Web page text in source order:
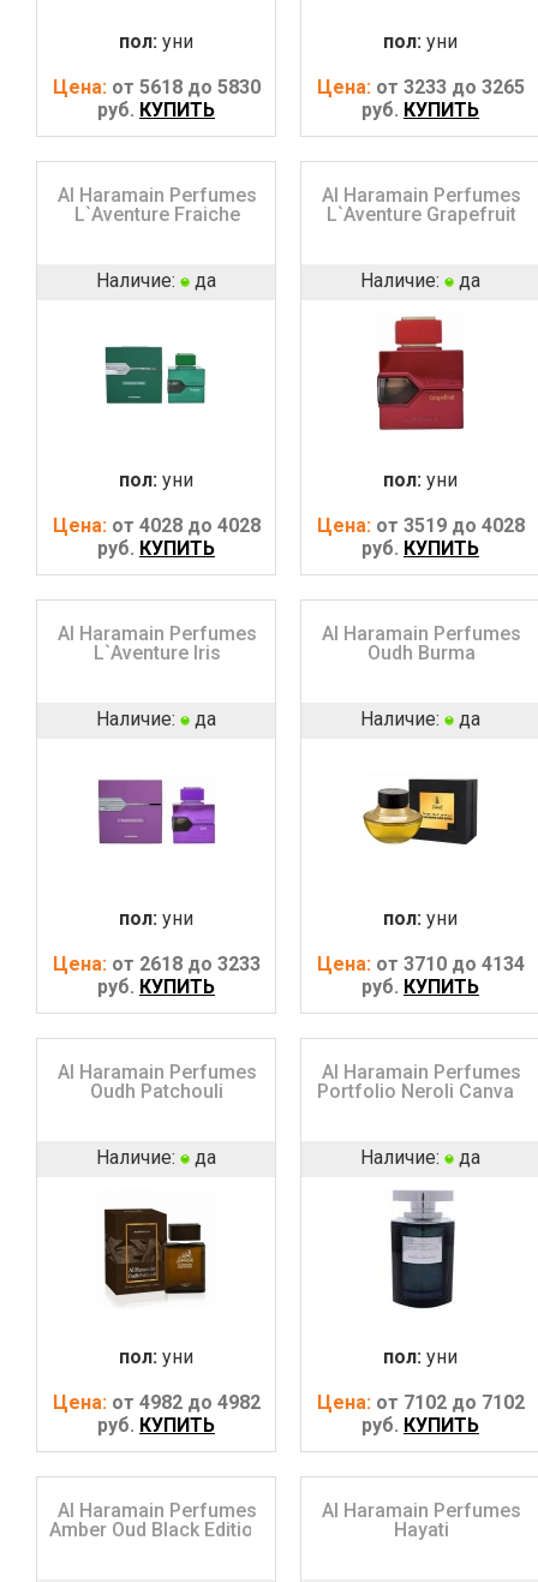
пол: уни
Цена: от 5618 до 5830
руб. КУПИТЬ
пол: уни
Цена: от 3233 до 3265
руб. КУПИТЬ
Al Haramain Perfumes
L`Aventure Fraiche
Наличие: да
пол: уни
Цена: от 4028 до 4028
руб. КУПИТЬ
Al Haramain Perfumes
L`Aventure Grapefruit
Наличие: да
пол: уни
Цена: от 3519 до 4028
руб. КУПИТЬ
Al Haramain Perfumes
L`Aventure Iris
Наличие: да
пол: уни
Цена: от 2618 до 3233
руб. КУПИТЬ
Al Haramain Perfumes
Oudh Burma
Наличие: да
пол: уни
Цена: от 3710 до 4134
руб. КУПИТЬ
Al Haramain Perfumes
Oudh Patchouli
Наличие: да
пол: уни
Цена: от 4982 до 4982
руб. КУПИТЬ
Al Haramain Perfumes
Portfolio Neroli Canvas
Наличие: да
пол: уни
Цена: от 7102 до 7102
руб. КУПИТЬ
Al Haramain Perfumes
Amber Oud Black Edition
Al Haramain Perfumes
Hayati